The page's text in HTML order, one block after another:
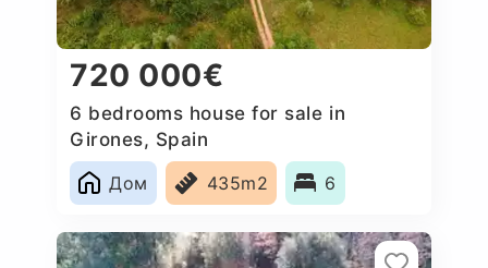
720 000€
6 bedrooms house for sale in
Girones, Spain
Дом
435m2 6